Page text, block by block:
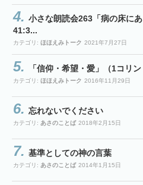
小さな朗読会263「病の床に
41:3...
カテゴリ: ほほえみトーク 2021年7月27日
「信仰・希望・愛」（1コリン
カテゴリ: ほほえみトーク 2016年11月29日
忘れないでください
カテゴリ: あさのことば 2018年2月15日
基準としての神の言葉
カテゴリ: あさのことば 2014年1月15日